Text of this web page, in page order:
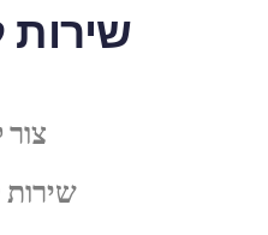
שירות
שירות